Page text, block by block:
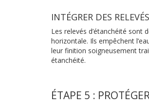
INTÉGRER DES
Les relevés d’étanchéité sont
horizontale. Ils empêchent
leur finition soigneusement
étanchéité.
ÉTAPE 5 :